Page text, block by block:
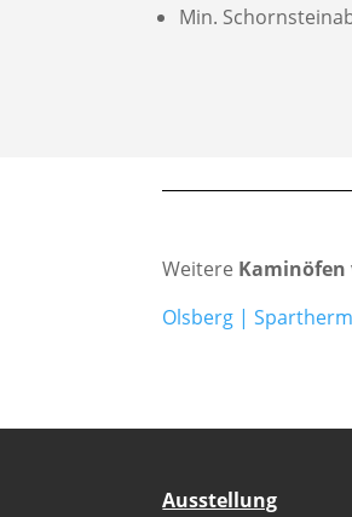
Min.
Weitere Kaminöfen
Olsberg |Spartherm
Ausstellung